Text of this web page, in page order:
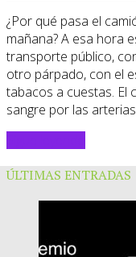
¿Por qué pasa el
mañana? A esa hora
transporte público,
otro párpado, con el
tabacos a cuestas. El
sangre por las
ÚLTIMAS ENTRADAS